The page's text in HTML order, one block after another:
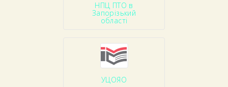
НПЦ ПТО в
Запорізький
області
УЦОЯО